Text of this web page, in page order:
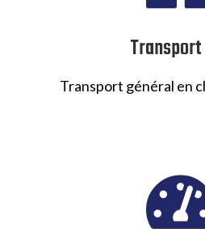
Transport général en